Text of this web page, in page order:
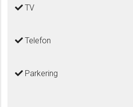
TV
Telefon
Parkering